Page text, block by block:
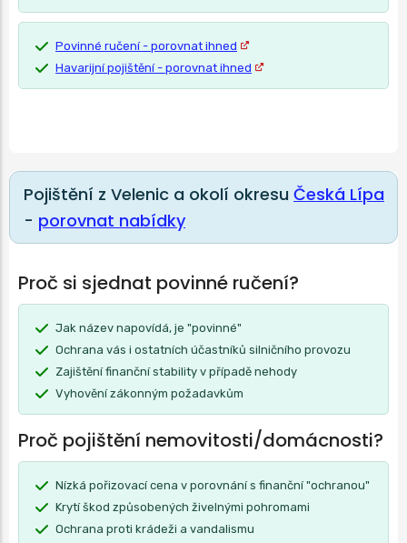
Povinné ručení - porovnat ihned
Havarijní pojištění - porovnat ihned
Pojištění z Velenic a okolí okresu Česká Lípa
- porovnat nabídky
Proč si sjednat povinné ručení?
Jak název napovídá, je "povinné"
Ochrana vás i ostatních účastníků silničního provozu
Zajištění finanční stability v případě nehody
Vyhovění zákonným požadavkům
Proč pojištění nemovitosti/domácnosti?
Nízká pořizovací cena v porovnání s finanční "ochranou"
Krytí škod způsobených živelnými pohromami
Ochrana proti krádeži a vandalismu